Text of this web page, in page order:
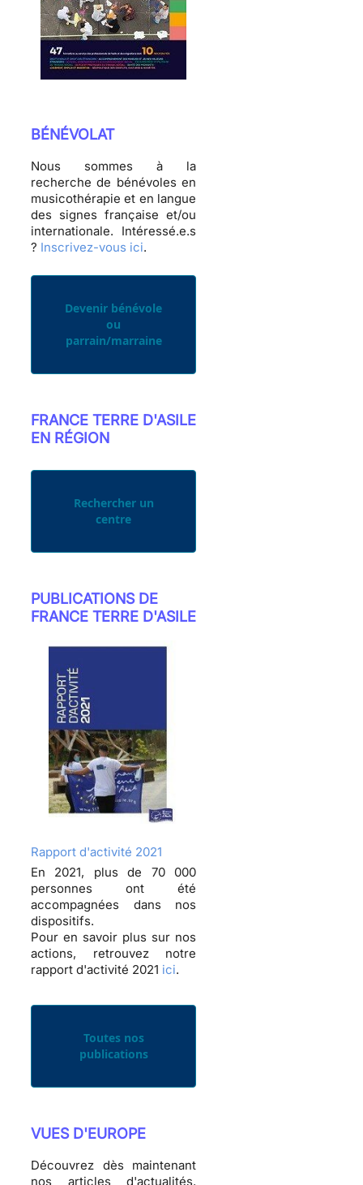
BÉNÉVOLAT
Nous sommes à la
recherche de bénévoles en
musicothérapie et en langue
des signes française et/ou
internationale. Intéressé.e.s
? Inscrivez-vous ici.
Devenir bénévole
ou
parrain/marraine
FRANCE TERRE D'ASILE
EN RÉGION
Rechercher un
centre
PUBLICATIONS DE
FRANCE TERRE D'ASILE
Rapport d'activité 2021
En 2021, plus de 70 000
personnes ont été
accompagnées dans nos
dispositifs.
Pour en savoir plus sur nos
actions, retrouvez notre
rapport d'activité 2021 ici.
Toutes nos
publications
VUES D'EUROPE
Découvrez dès maintenant
nos articles d'actualités,